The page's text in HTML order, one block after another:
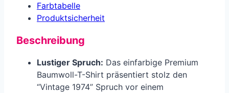
Farbtabelle
Produkt­sicherheit
Beschreibung
Lustiger Spruch: Das einfarbige Premium
Baumwoll-T-Shirt präsentiert stolz den
“Vintage 1974” Spruch vor einem